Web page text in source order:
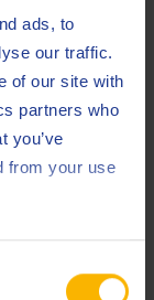
ads, to
our traffic.
of our site with
partners who
you’ve
from your use
est
la
de la
mémoire ?